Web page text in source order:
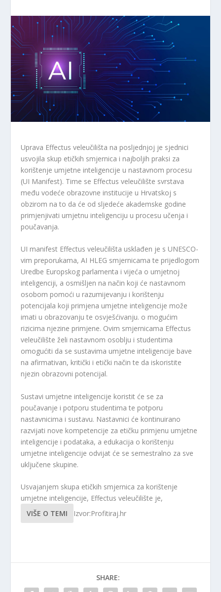
Uprava Effectus veleučilišta na posljednjoj je sjednici
usvojila skup etičkih smjernica i najboljih praksi za
korištenje umjetne inteligencije u nastavnom procesu
(UI Manifest). Time se Effectus veleučilište svrstava
među vodeće obrazovne institucije u Hrvatskoj s
obzirom na to da će od sljedeće akademske godine
primjenjivati ​​umjetnu inteligenciju u procesu učenja i
poučavanja.
UI manifest Effectus veleučilišta usklađen je s UNESCO-
vim preporukama, AI HLEG smjernicama te prijedlogom
Uredbe Europskog parlamenta i vijeća o umjetnoj
inteligenciji, a osmišljen na način koji će nastavnom
osobom pomoći u razumijevanju i korištenju
potencijala koji primjena umjetne inteligencije može
imati u obrazovanju te osvješćivanju. o mogućim
rizicima njezine primjene. Ovim smjernicama Effectus
veleučilište želi nastavnom osoblju i studentima
omogućiti da se sustavima umjetne inteligencije bave
na afirmativan, kritički i etički način te da iskoristite
njezin obrazovni potencijal.
Sustavi umjetne inteligencije koristit će se za
poučavanje i potporu studentima te potporu
nastavnicima i sustavu. Nastavnici će kontinuirano
razvijati nove kompetencije za etičku primjenu umjetne
inteligencije i podataka, a edukacija o korištenju
umjetne inteligencije odvijat će se semestralno za sve
uključene skupine.
Usvajanjem skupa etičkih smjernica za korištenje
umjetne inteligencije, Effectus veleučilište je,
VIŠE O TEMI
Izvor:Profitiraj.hr
SHARE: